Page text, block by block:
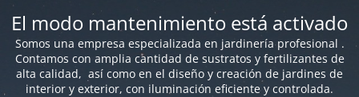
El modo mantenimiento está activado
Somos una empresa especializada en jardinería profesional .
Contamos con amplia cantidad de sustratos y fertilizantes de
alta calidad, así como en el diseño y creación de jardines de
interior y exterior, con iluminación eficiente y controlada.